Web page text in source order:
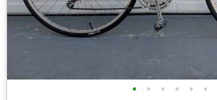
• • • • • •